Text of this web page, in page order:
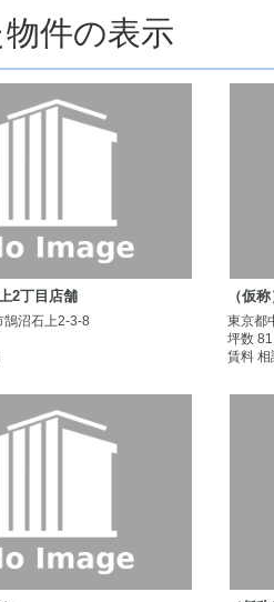
件の表示
2丁目店舗
鵠沼石上2-3-8
（仮
東京都
坪数
賃料 相